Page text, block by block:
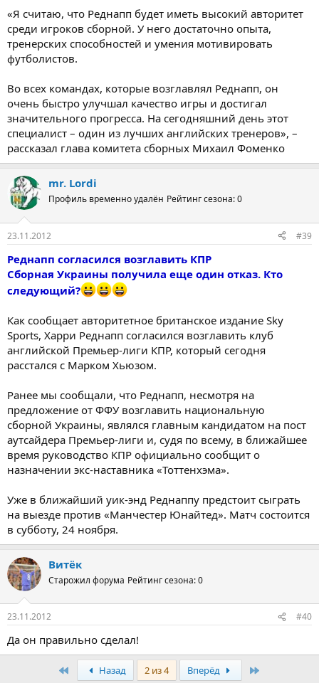
«Я считаю, что Реднапп будет иметь высокий авторитет
среди игроков сборной. У него достаточно опыта,
тренерских способностей и умения мотивировать
футболистов.
Во всех командах, которые возглавлял Реднапп, он
очень быстро улучшал качество игры и достигал
значительного прогресса. На сегодняшний день этот
специалист – один из лучших английских тренеров», –
рассказал глава комитета сборных Михаил Фоменко
mr. Lordi
Профиль временно удалён Рейтинг сезона: 0
23.11.2012 #39
Реднапп согласился возглавить КПР
Сборная Украины получила еще один отказ. Кто
следующий?
Как сообщает авторитетное британское издание Sky
Sports, Харри Реднапп согласился возглавить клуб
английской Премьер-лиги КПР, который сегодня
расстался с Марком Хьюзом.
Ранее мы сообщали, что Реднапп, несмотря на
предложение от ФФУ возглавить национальную
сборной Украины, являлся главным кандидатом на пост
аутсайдера Премьер-лиги и, судя по всему, в ближайшее
время руководство КПР официально сообщит о
назначении экс-наставника «Тоттенхэма».
Уже в ближайший уик-энд Реднаппу предстоит сыграть
на выезде против «Манчестер Юнайтед». Матч состоится
в субботу, 24 ноября.
Витёк
Старожил форума Рейтинг сезона: 0
23.11.2012 #40
Да он правильно сделал!
ПервыйНазад 2 из 4 Вперёд